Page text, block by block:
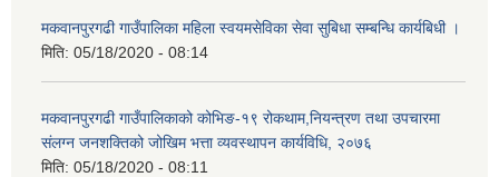
मकवानपुरगढी गाउँपालिका महिला स्वयमसेविका सेवा सुबिधा सम्बन्धि कार्यबिधी ।
मिति: 05/18/2020 - 08:14
मकवानपुरगढी गाउँपालिकाको कोभिङ-१९ रोकथाम,नियन्त्रण तथा उपचारमा
संलग्न जनशक्तिको जोखिम भत्ता व्यवस्थापन कार्यविधि, २०७६
मिति: 05/18/2020 - 08:11